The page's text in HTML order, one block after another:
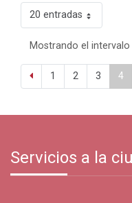
20 entradas
Mostrando el
1 2 3 4
Servicios a la